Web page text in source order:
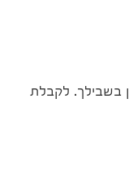
בשבילך. לקבלת